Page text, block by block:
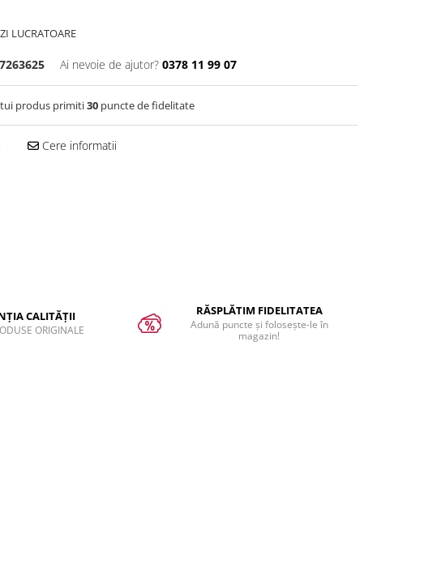
LUCRATOARE
Ai nevoie de ajutor? 0378 11 99 07
produs primiti30 puncte de fidelitate
Cere informatii
CALITĂȚII
ORIGINALE
RĂSPLĂTIM FIDELITATEA
Adună puncte și folosește-le în
magazin!